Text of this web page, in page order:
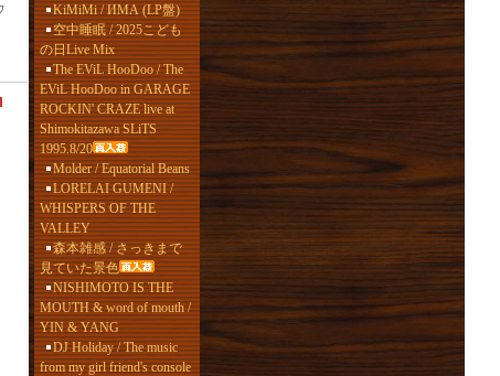
KiMiMi / ИМА (LP盤)
空中睡眠 / 2025こども
の日Live Mix
The EViL HooDoo / The
EViL HooDoo in GARAGE
ROCKIN' CRAZE live at
Shimokitazawa SLiTS
1995.8/20
Molder / Equatorial Beans
LORELAI GUMENI /
WHISPERS OF THE
VALLEY
森本雑感 / さっきまで
見ていた景色
NISHIMOTO IS THE
MOUTH & word of mouth /
YIN & YANG
DJ Holiday / The music
from my girl friend's console